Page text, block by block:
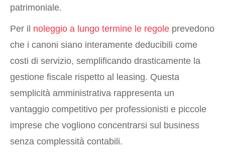
patrimoniale.
Per il noleggio a lungo termine le regole prevedono
che i canoni siano interamente deducibili come
costi di servizio, semplificando drasticamente la
gestione fiscale rispetto al leasing. Questa
semplicità amministrativa rappresenta un
vantaggio competitivo per professionisti e piccole
imprese che vogliono concentrarsi sul business
senza complessità contabili.